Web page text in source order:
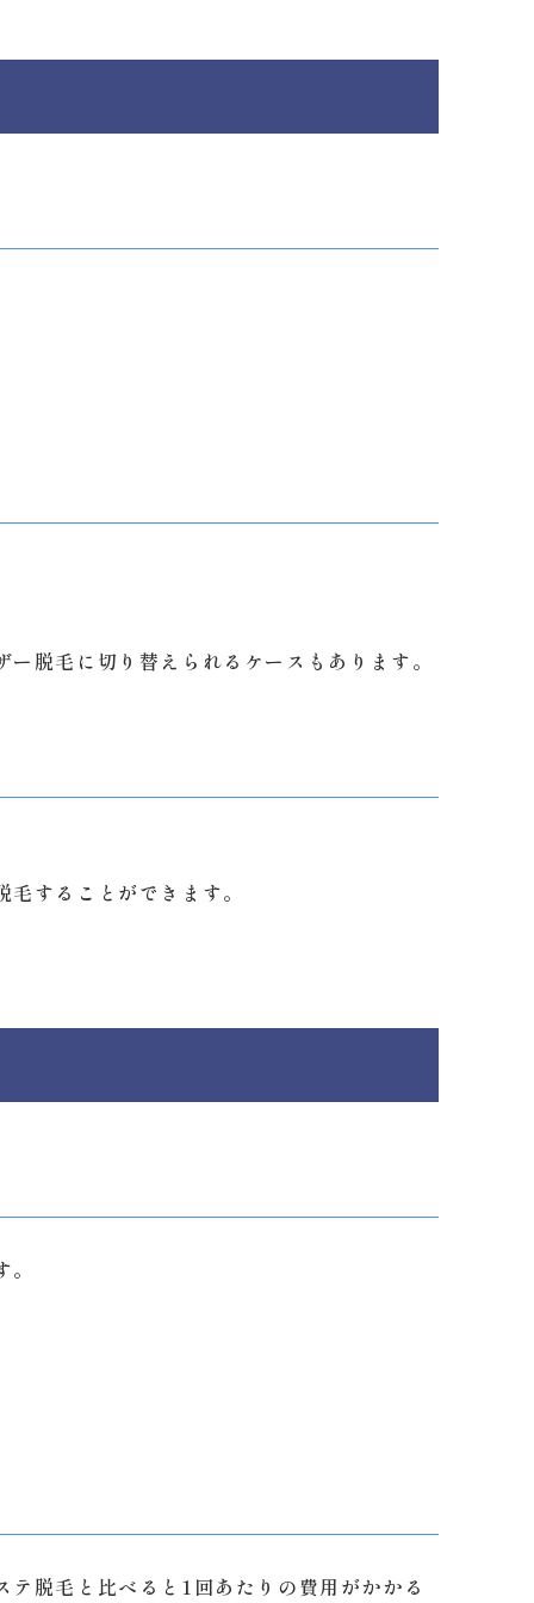
脱毛に切り替えられるケースもあります。
することができます。
脱毛と比べると1回あたりの費用がかかる